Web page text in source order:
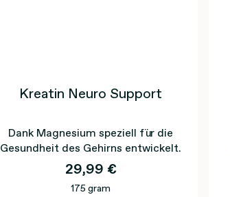
Kreatin Neuro Support
Dank Magnesium speziell für die
Gesundheit des Gehirns entwickelt.
29,99 €
175 gram